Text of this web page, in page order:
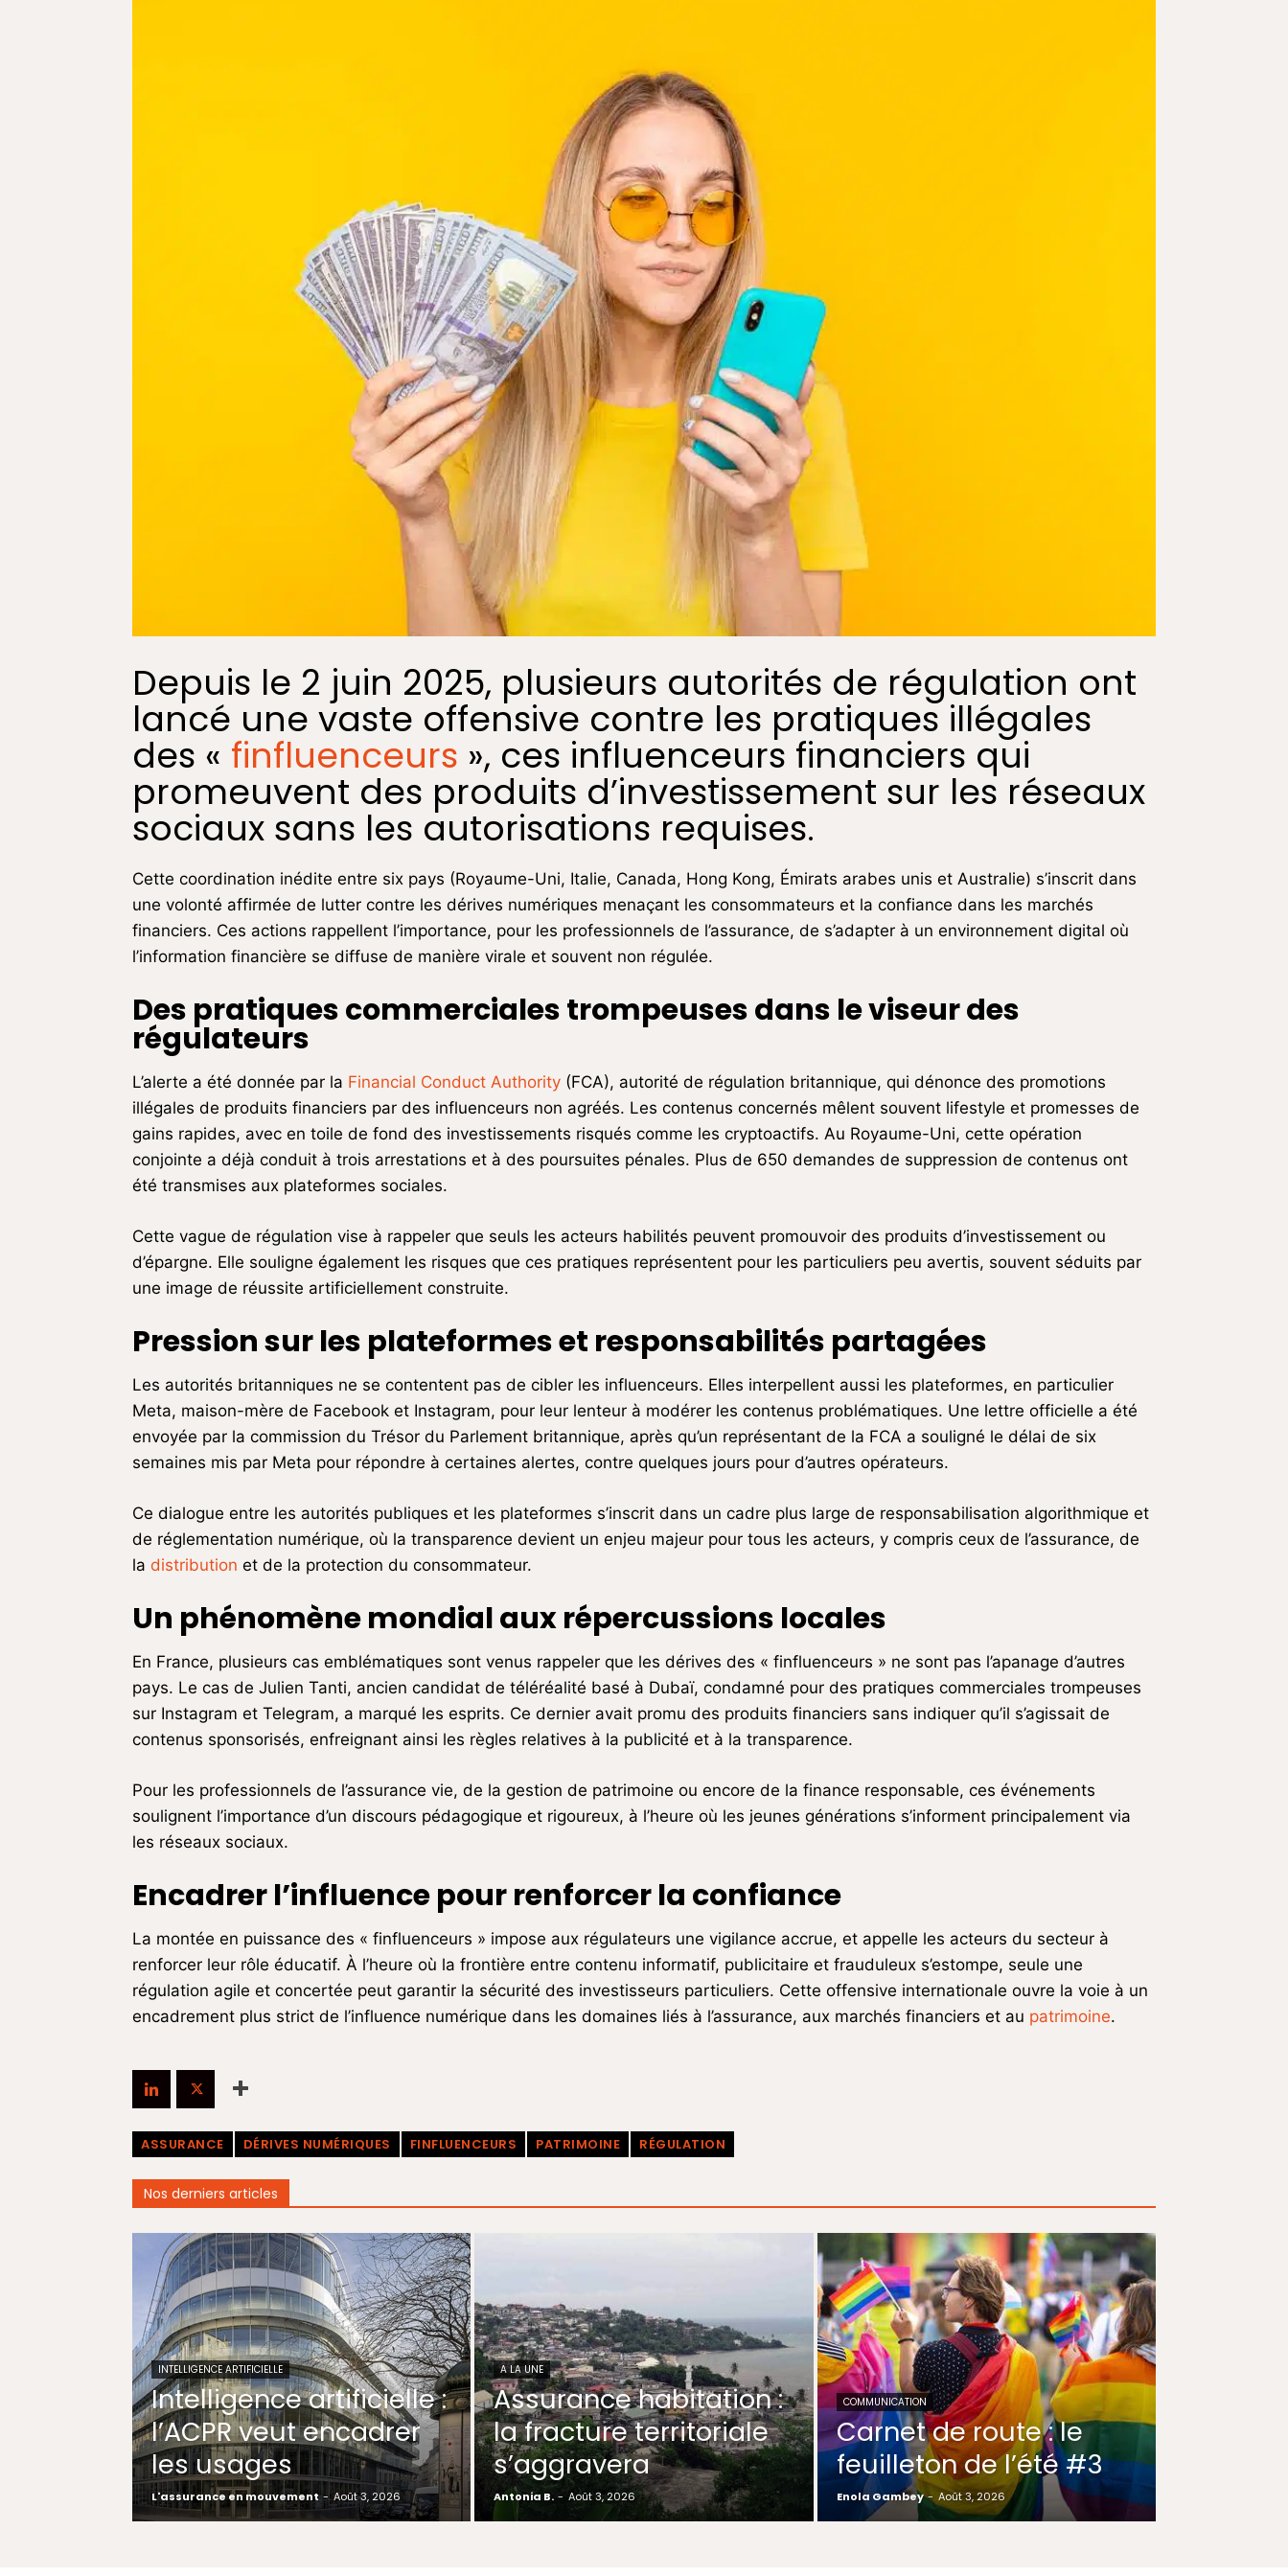
Depuis le 2 juin 2025, plusieurs autorités de régulation ont
lancé une vaste offensive contre les pratiques illégales
des « finfluenceurs », ces influenceurs financiers qui
promeuvent des produits d’investissement sur les réseaux
sociaux sans les autorisations requises.
Cette coordination inédite entre six pays (Royaume-Uni, Italie, Canada, Hong Kong, Émirats arabes unis et Australie) s’inscrit dans
une volonté affirmée de lutter contre les dérives numériques menaçant les consommateurs et la confiance dans les marchés
financiers. Ces actions rappellent l’importance, pour les professionnels de l’assurance, de s’adapter à un environnement digital où
l’information financière se diffuse de manière virale et souvent non régulée.
Des pratiques commerciales trompeuses dans le viseur des
régulateurs
L’alerte a été donnée par la Financial Conduct Authority (FCA), autorité de régulation britannique, qui dénonce des promotions
illégales de produits financiers par des influenceurs non agréés. Les contenus concernés mêlent souvent lifestyle et promesses de
gains rapides, avec en toile de fond des investissements risqués comme les cryptoactifs. Au Royaume-Uni, cette opération
conjointe a déjà conduit à trois arrestations et à des poursuites pénales. Plus de 650 demandes de suppression de contenus ont
été transmises aux plateformes sociales.
Cette vague de régulation vise à rappeler que seuls les acteurs habilités peuvent promouvoir des produits d’investissement ou
d’épargne. Elle souligne également les risques que ces pratiques représentent pour les particuliers peu avertis, souvent séduits par
une image de réussite artificiellement construite.
Pression sur les plateformes et responsabilités partagées
Les autorités britanniques ne se contentent pas de cibler les influenceurs. Elles interpellent aussi les plateformes, en particulier
Meta, maison-mère de Facebook et Instagram, pour leur lenteur à modérer les contenus problématiques. Une lettre officielle a été
envoyée par la commission du Trésor du Parlement britannique, après qu’un représentant de la FCA a souligné le délai de six
semaines mis par Meta pour répondre à certaines alertes, contre quelques jours pour d’autres opérateurs.
Ce dialogue entre les autorités publiques et les plateformes s’inscrit dans un cadre plus large de responsabilisation algorithmique et
de réglementation numérique, où la transparence devient un enjeu majeur pour tous les acteurs, y compris ceux de l’assurance, de
la distribution et de la protection du consommateur.
Un phénomène mondial aux répercussions locales
En France, plusieurs cas emblématiques sont venus rappeler que les dérives des « finfluenceurs » ne sont pas l’apanage d’autres
pays. Le cas de Julien Tanti, ancien candidat de téléréalité basé à Dubaï, condamné pour des pratiques commerciales trompeuses
sur Instagram et Telegram, a marqué les esprits. Ce dernier avait promu des produits financiers sans indiquer qu’il s’agissait de
contenus sponsorisés, enfreignant ainsi les règles relatives à la publicité et à la transparence.
Pour les professionnels de l’assurance vie, de la gestion de patrimoine ou encore de la finance responsable, ces événements
soulignent l’importance d’un discours pédagogique et rigoureux, à l’heure où les jeunes générations s’informent principalement via
les réseaux sociaux.
Encadrer l’influence pour renforcer la confiance
La montée en puissance des « finfluenceurs » impose aux régulateurs une vigilance accrue, et appelle les acteurs du secteur à
renforcer leur rôle éducatif. À l’heure où la frontière entre contenu informatif, publicitaire et frauduleux s’estompe, seule une
régulation agile et concertée peut garantir la sécurité des investisseurs particuliers. Cette offensive internationale ouvre la voie à un
encadrement plus strict de l’influence numérique dans les domaines liés à l’assurance, aux marchés financiers et au patrimoine.
ASSURANCE DÉRIVES NUMÉRIQUES FINFLUENCEURS PATRIMOINE RÉGULATION
Nos derniers articles
INTELLIGENCE ARTIFICIELLE
Intelligence artificielle :
l’ACPR veut encadrer
les usages
L'assurance en mouvement - Août 3, 2026
A LA UNE
Assurance habitation :
la fracture territoriale
s’aggravera
Antonia B. - Août 3, 2026
COMMUNICATION
Carnet de route : le
feuilleton de l’été #3
Enola Gambey - Août 3, 2026